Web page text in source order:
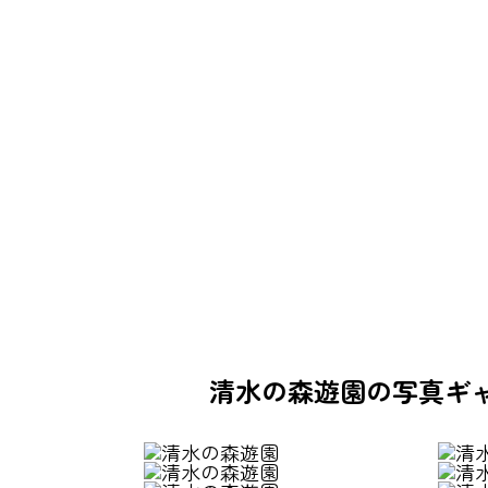
清水の森遊園の写真ギ